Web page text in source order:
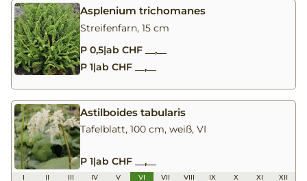
Asplenium trichomanes
Streifenfarn, 15 cm
P 0,5|ab CHF __,__
P 1|ab CHF __,__
Astilboides tabularis
Tafelblatt, 100 cm, weiß, VI
P 1|ab CHF __,__
I II III IV V VI VII VIII IX X XI XII